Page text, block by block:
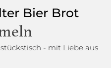
Bier Brot
- mit Liebe aus